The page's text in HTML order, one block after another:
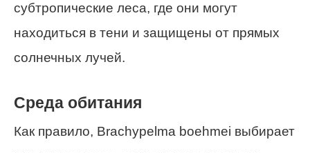
субтропические леса, где они могут
находиться в тени и защищены от прямых
солнечных лучей.
Среда обитания
Как правило, Brachypelma boehmei выбирает